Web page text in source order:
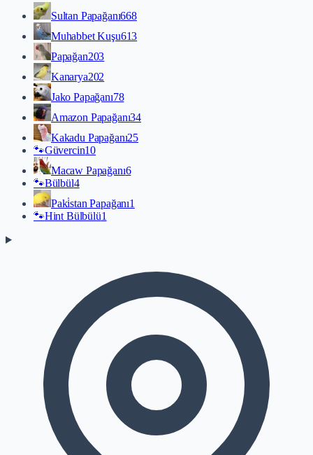
Sultan Papağanı668
Muhabbet Kuşu613
Papağan203
Kanarya202
Jako Papağanı78
Amazon Papağanı34
Kakadu Papağanı25
🐾Güvercin10
Macaw Papağanı6
🐾Bülbül4
Paki̇stan Papağanı1
🐾Hint Bülbülü1